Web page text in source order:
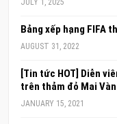
JULY 1, 2025
Bảng xếp hạng FIFA
AUGUST 31, 2022
[Tin tức HOT] Diễn
trên thảm đỏ Mai
JANUARY 15, 2021